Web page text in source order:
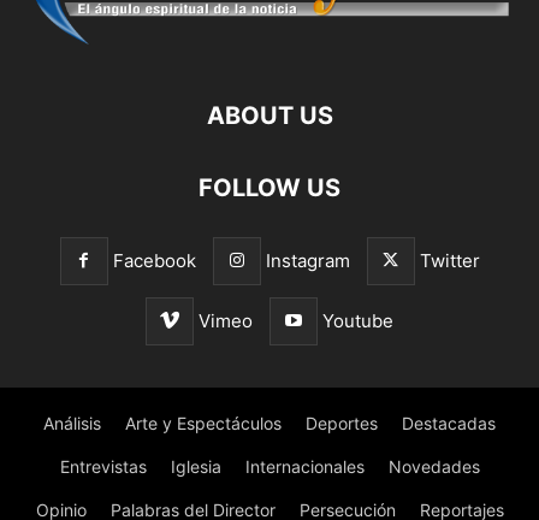
ABOUT US
FOLLOW US
Facebook Instagram Twitter
Vimeo Youtube
Análisis Arte y Espectáculos Deportes Destacadas
Entrevistas Iglesia Internacionales Novedades
Opinio Palabras del Director Persecución Reportajes